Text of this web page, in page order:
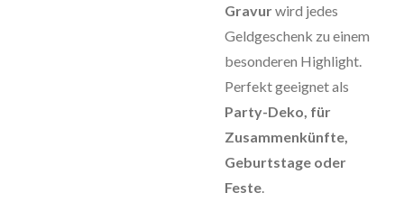
Gravurwird jedes
Geldgeschenk zu einem
besonderen Highlight.
Perfekt geeignet als
Party-Deko, für
Zusammenkünfte,
Geburtstage oder
Feste